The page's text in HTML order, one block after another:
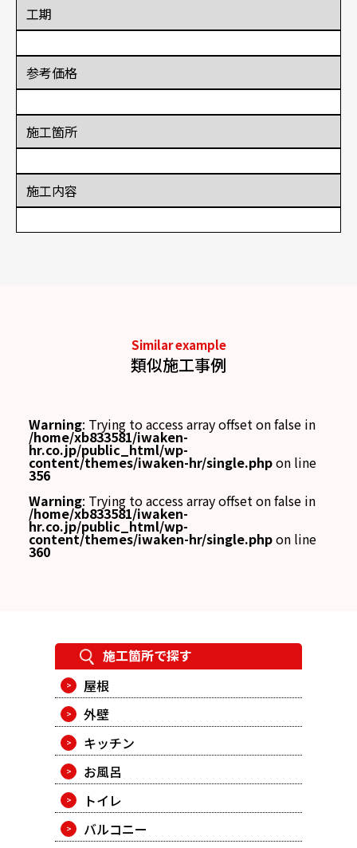
工期
参考価格
施工箇所
施工内容
Similar example
類似施工事例
Warning: Trying to access array offset on false in
/home/xb833581/iwaken-
hr.co.jp/public_html/wp-
content/themes/iwaken-hr/single.phpon line
356
Warning: Trying to access array offset on false in
/home/xb833581/iwaken-
hr.co.jp/public_html/wp-
content/themes/iwaken-hr/single.phpon line
360
施工箇所で探す
屋根
外壁
キッチン
お風呂
トイレ
バルコニー